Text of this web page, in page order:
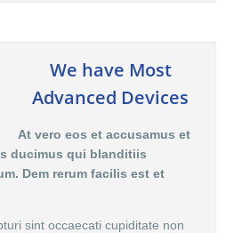
We have Most
Advanced Devices
At vero eos et accusamus et
ducimus qui blanditiis
Dem rerum facilis est et
sint occaecati cupiditate non